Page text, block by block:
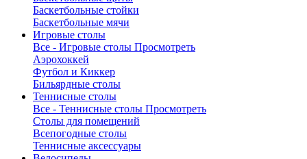
Баскетбольные стойки
Баскетбольные мячи
Игровые столы
Все - Игровые столы Просмотреть
Аэрохоккей
Футбол и Киккер
Бильярдные столы
Теннисные столы
Все - Теннисные столы Просмотреть
Столы для помещений
Всепогодные столы
Теннисные аксессуары